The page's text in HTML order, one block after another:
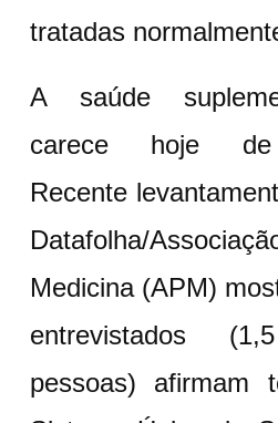
tratadas
A saúde
carece hoje de
Recente
Datafolha/
Medicina (APM)
entrevistados
pessoas) afirmam